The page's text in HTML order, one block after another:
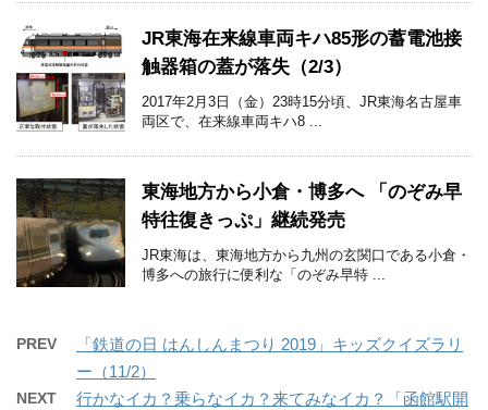
JR東海在来線車両キハ85形の蓄電池接
触器箱の蓋が落失（2/3）
2017年2月3日（金）23時15分頃、JR東海名古屋車
両区で、在来線車両キハ8 ...
東海地方から小倉・博多へ 「のぞみ早
特往復きっぷ」継続発売
JR東海は、東海地方から九州の玄関口である小倉・
博多への旅行に便利な「のぞみ早特 ...
PREV
「鉄道の日 はんしんまつり 2019」キッズクイズラリ
ー（11/2）
NEXT 行かなイカ？乗らなイカ？来てみなイカ？「函館駅開